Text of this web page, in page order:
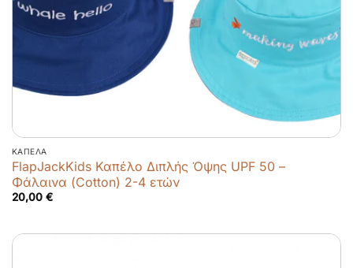
ΚΑΠΈΛΑ
FlapJackKids Καπέλο Διπλής Όψης UPF 50 –
Φάλαινα (Cotton) 2-4 ετών
20,00 €